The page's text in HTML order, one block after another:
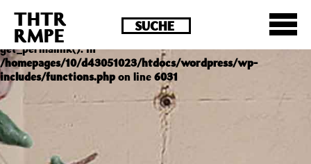
Deprecated : Die Funktion post_permalink ist seit
Version 4.4.0 veraltet! Verwende stattdessen
get_permalink(). in
/homepages/10/d43051023/htdocs/wordpress/wp-
includes/functions.phpon line 6031
THTR
RMPE